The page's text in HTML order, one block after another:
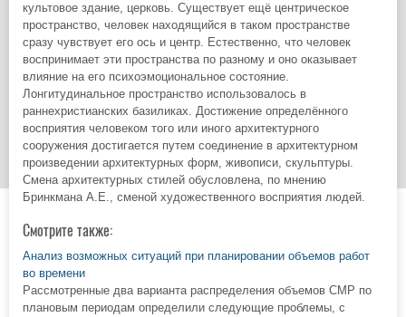
культовое здание, церковь. Существует ещё центрическое
пространство, человек находящийся в таком пространстве
сразу чувствует его ось и центр. Естественно, что человек
воспринимает эти пространства по разному и оно оказывает
влияние на его психоэмоциональное состояние.
Лонгитудинальное пространство использовалось в
раннехристианских базиликах. Достижение определённого
восприятия человеком того или иного архитектурного
сооружения достигается путем соединение в архитектурном
произведении архитектурных форм, живописи, скульптуры.
Смена архитектурных стилей обусловлена, по мнению
Бринкмана А.Е., сменой художественного восприятия людей.
Смотрите также:
Анализ возможных ситуаций при планировании объемов работ
во времени
Рассмотренные два варианта распределения объемов СМР по
плановым периодам определили следующие проблемы, с